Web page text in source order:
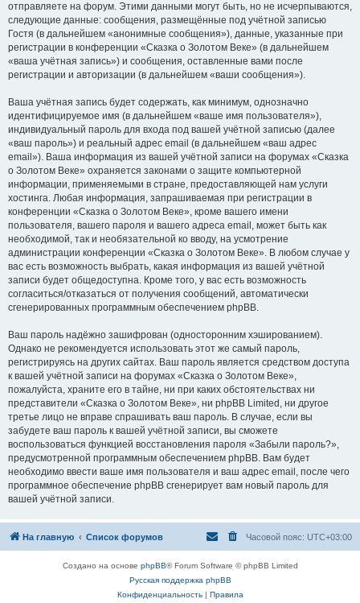
отправляете на форум. Этими данными могут быть, но не исчерпываются,
следующие данные: сообщения, размещённые под учётной записью
Гостя (в дальнейшем «анонимные сообщения»), данные, указанные при
регистрации в конференции «Сказка о Золотом Веке» (в дальнейшем
«ваша учётная запись») и сообщения, оставленные вами после
регистрации и авторизации (в дальнейшем «ваши сообщения»).
Ваша учётная запись будет содержать, как минимум, однозначно
идентифицируемое имя (в дальнейшем «ваше имя пользователя»),
индивидуальный пароль для входа под вашей учётной записью (далее
«ваш пароль») и реальный адрес email (в дальнейшем «ваш адрес
email»). Ваша информация из вашей учётной записи на форумах «Сказка
о Золотом Веке» охраняется законами о защите компьютерной
информации, применяемыми в стране, предоставляющей нам услуги
хостинга. Любая информация, запрашиваемая при регистрации в
конференции «Сказка о Золотом Веке», кроме вашего имени
пользователя, вашего пароля и вашего адреса email, может быть как
необходимой, так и необязательной ко вводу, на усмотрение
администрации конференции «Сказка о Золотом Веке». В любом случае у
вас есть возможность выбрать, какая информация из вашей учётной
записи будет общедоступна. Кроме того, у вас есть возможность
согласиться/отказаться от получения сообщений, автоматически
сгенерированных программным обеспечением phpBB.
Ваш пароль надёжно зашифрован (односторонним хэшированием).
Однако не рекомендуется использовать этот же самый пароль,
регистрируясь на других сайтах. Ваш пароль является средством доступа
к вашей учётной записи на форумах «Сказка о Золотом Веке»,
пожалуйста, храните его в тайне, ни при каких обстоятельствах ни
представители «Сказка о Золотом Веке», ни phpBB Limited, ни другое
третье лицо не вправе спрашивать ваш пароль. В случае, если вы
забудете ваш пароль к вашей учётной записи, вы сможете
воспользоваться функцией восстановления пароля «Забыли пароль?»,
предусмотренной программным обеспечением phpBB. Вам будет
необходимо ввести ваше имя пользователя и ваш адрес email, после чего
программное обеспечение phpBB сгенерирует вам новый пароль для
вашей учётной записи.
На главную Список форумов Часовой пояс: UTC+03:00
Создано на основе phpBB® Forum Software © phpBB Limited
Русская поддержка phpBB
Конфиденциальность| Правила